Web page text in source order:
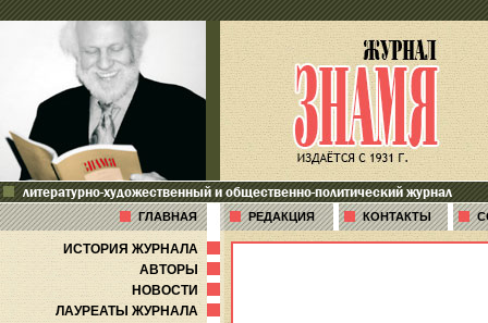
литературно-художественный и общественно-политический журнал
ГЛАВНАЯ РЕДАКЦИЯ КОНТАКТЫ
ИСТОРИЯ ЖУРНАЛА
АВТОРЫ
НОВОСТИ
ЛАУРЕАТЫ ЖУРНАЛА